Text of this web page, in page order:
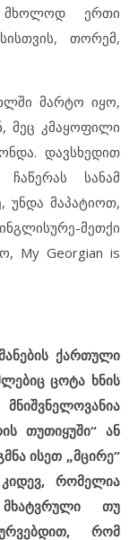
მხოლოდ ერთი
თორემ,
მარტო იყო,
მეც კმაყოფილი
დავსხედით
სანამ
უნდა მაპატიოთ,
მეთქი
My Georgian is
ქართული
ცოტა ხნის
თუთიყუში“ ან
ისეთ „მცირე“
რომელია
თუ
რომ